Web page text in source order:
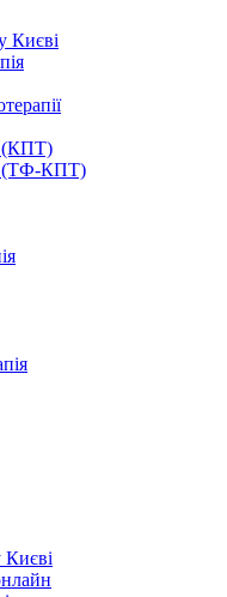
Києві
(КПТ)
(ТФ-КПТ)
Києві